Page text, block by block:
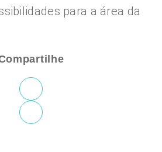
para a área da